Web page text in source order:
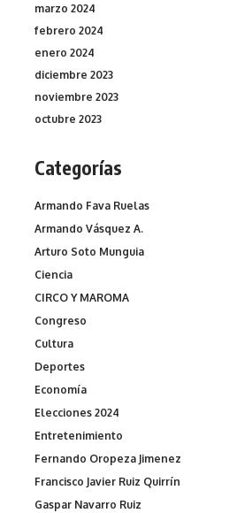
marzo 2024
febrero 2024
enero 2024
diciembre 2023
noviembre 2023
octubre 2023
Categorías
Armando Fava Ruelas
Armando Vásquez A.
Arturo Soto Munguia
Ciencia
CIRCO Y MAROMA
Congreso
Cultura
Deportes
Economía
Elecciones 2024
Entretenimiento
Fernando Oropeza Jimenez
Francisco Javier Ruiz Quirrín
Gaspar Navarro Ruiz